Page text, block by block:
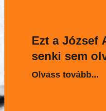
Ezt a József
senki sem
Olvass tovább...